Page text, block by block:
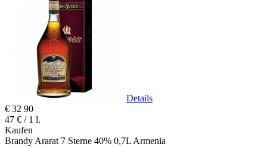
Details
€ 32 90
47 € / 1 l.
Kaufen
Brandy Ararat 7 Sterne 40% 0,7L Armenia